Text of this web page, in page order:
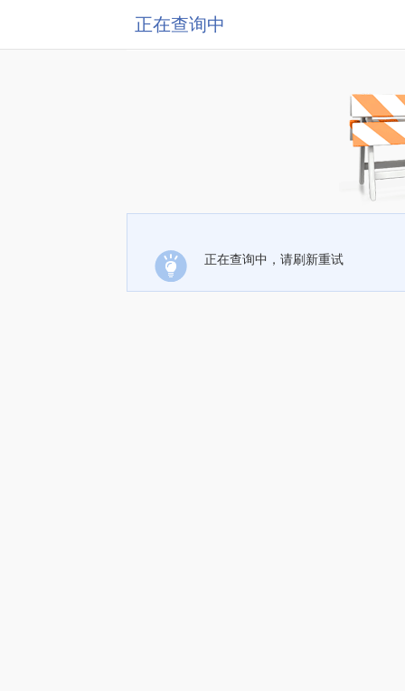
正在查询中
正在查询中，请刷新重试